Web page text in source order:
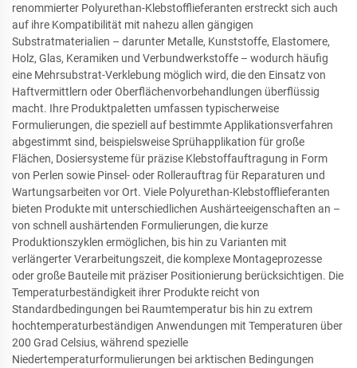
renommierter Polyurethan-Klebstofflieferanten erstreckt sich auch
auf ihre Kompatibilität mit nahezu allen gängigen
Substratmaterialien – darunter Metalle, Kunststoffe, Elastomere,
Holz, Glas, Keramiken und Verbundwerkstoffe – wodurch häufig
eine Mehrsubstrat-Verklebung möglich wird, die den Einsatz von
Haftvermittlern oder Oberflächenvorbehandlungen überflüssig
macht. Ihre Produktpaletten umfassen typischerweise
Formulierungen, die speziell auf bestimmte Applikationsverfahren
abgestimmt sind, beispielsweise Sprühapplikation für große
Flächen, Dosiersysteme für präzise Klebstoffauftragung in Form
von Perlen sowie Pinsel- oder Rollerauftrag für Reparaturen und
Wartungsarbeiten vor Ort. Viele Polyurethan-Klebstofflieferanten
bieten Produkte mit unterschiedlichen Aushärteeigenschaften an –
von schnell aushärtenden Formulierungen, die kurze
Produktionszyklen ermöglichen, bis hin zu Varianten mit
verlängerter Verarbeitungszeit, die komplexe Montageprozesse
oder große Bauteile mit präziser Positionierung berücksichtigen. Die
Temperaturbeständigkeit ihrer Produkte reicht von
Standardbedingungen bei Raumtemperatur bis hin zu extrem
hochtemperaturbeständigen Anwendungen mit Temperaturen über
200 Grad Celsius, während spezielle
Niedertemperaturformulierungen bei arktischen Bedingungen